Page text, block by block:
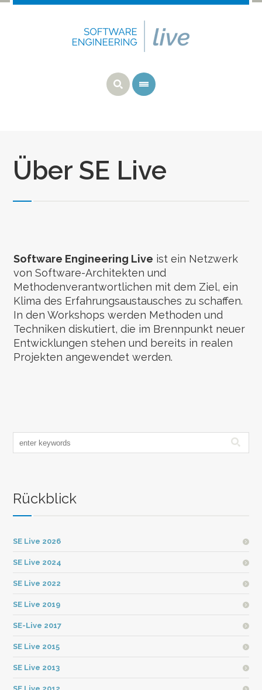
Über SE Live
Software Engineering Live ist ein Netzwerk
von Software-Architekten und
Methodenverantwortlichen mit dem Ziel, ein
Klima des Erfahrungsaustausches zu schaffen.
In den Workshops werden Methoden und
Techniken diskutiert, die im Brennpunkt neuer
Entwicklungen stehen und bereits in realen
Projekten angewendet werden.
Rückblick
SE Live 2026
SE Live 2024
SE Live 2022
SE Live 2019
SE-Live 2017
SE Live 2015
SE Live 2013